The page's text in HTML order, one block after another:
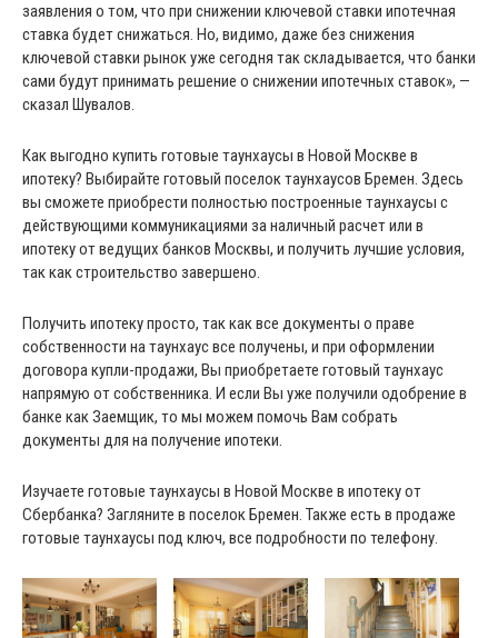
заявления о том, что при снижении ключевой ставки ипотечная
ставка будет снижаться. Но, видимо, даже без снижения
ключевой ставки рынок уже сегодня так складывается, что банки
сами будут принимать решение о снижении ипотечных ставок», —
сказал Шувалов.
Как выгодно купить готовые таунхаусы в Новой Москве в
ипотеку? Выбирайте готовый поселок таунхаусов Бремен. Здесь
вы сможете приобрести полностью построенные таунхаусы с
действующими коммуникациями за наличный расчет или в
ипотеку от ведущих банков Москвы, и получить лучшие условия,
так как строительство завершено.
Получить ипотеку просто, так как все документы о праве
собственности на таунхаус все получены, и при оформлении
договора купли-продажи, Вы приобретаете готовый таунхаус
напрямую от собственника. И если Вы уже получили одобрение в
банке как Заемщик, то мы можем помочь Вам собрать
документы для на получение ипотеки.
Изучаете готовые таунхаусы в Новой Москве в ипотеку от
Сбербанка? Загляните в поселок Бремен. Также есть в продаже
готовые таунхаусы под ключ, все подробности по телефону.